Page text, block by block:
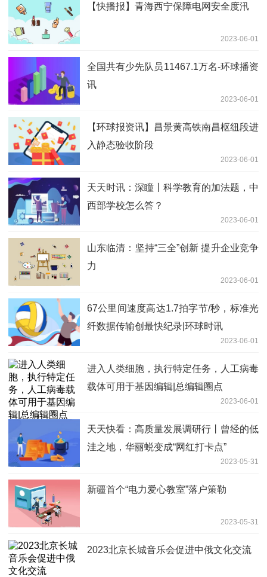
【快播报】青海西宁保障电网安全度汛
2023-06-01
全国共有少先队员11467.1万名-环球播资
讯
2023-06-01
【环球报资讯】昌景黄高铁南昌枢纽段进
入静态验收阶段
2023-06-01
天天时讯：深瞳丨科学教育的加法题，中
西部学校怎么答？
2023-06-01
山东临清：坚持“三全”创新 提升企业竞争
力
2023-06-01
67公里间速度高达1.7拍字节/秒，标准光
纤数据传输创最快纪录|环球时讯
2023-06-01
进入人类细胞，执行特定任务，人工病毒
载体可用于基因编辑|总编辑圈点
2023-06-01
天天快看：高质量发展调研行丨曾经的低
洼之地，华丽蜕变成“网红打卡点”
2023-05-31
新疆首个“电力爱心教室”落户策勒
2023-05-31
2023北京长城音乐会促进中俄文化交流